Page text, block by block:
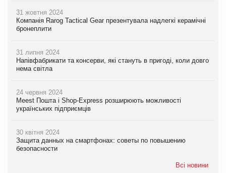
31 жовтня 2024
Компанія Rarog Tactical Gear презентувала надлегкі керамічні
бронеплити
31 липня 2024
Напівфабрикати та консерви, які стануть в пригоді, коли довго
нема світла
24 червня 2024
Meest Пошта і Shop-Express розширюють можливості
українських підприємців
30 квітня 2024
Защита данных на смартфонах: советы по повышению
безопасности
Всі новини